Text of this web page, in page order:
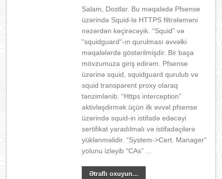
Salam, Dostlar. Bu məqalədə Pfsense
üzərində Squid-lə HTTPS filtrələməni
nəzərdən keçirəcəyik. “Squid” və
“squidguard“-ın qurulması əvvəlki
məqalələrdə göstərilmişdir. Bir başa
mövzumuza giriş edirəm. Pfsense
üzərinə squid, squidguard qurulub və
squid transparent proxy olaraq
tənzimlənib. “Https interception”
aktivləşdirmək üçün ilk əvvəl pfsense
üzərində squid-in istifadə edəcəyi
sertifikat yaradılmalı və istifadəçilərə
yüklənməlidir. “System->Cert. Manager”
yolunu izləyib “CAs” ...
Ətraflı oxuyun...